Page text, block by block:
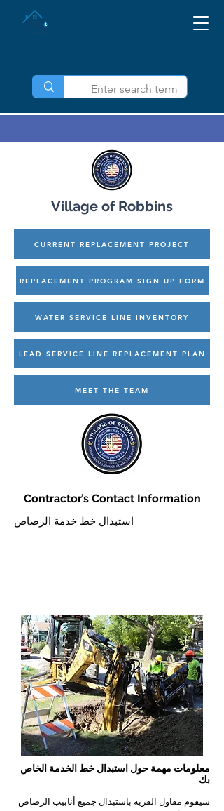
Village of Robbins
CURRENT REPLACEMENT PROJECT
REPLACEMENT PROGRAM SIGN UP FORM
WATER SERVICE LINE INVENTORY
LEAD SERVICE LINE REPLACEMENT PLAN
MEET THE TEAM
استبدال خط خدمة الرصاص
Contractor’s Contact Information
معلومات مهمة حول استبدال خط الخدمة الخاص
بك
سيقوم مقاول القرية باستبدال جميع أنابيب الرصاص